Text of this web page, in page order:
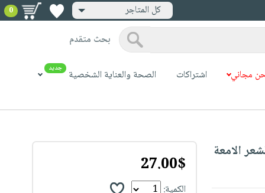
كل المتاجر 0
بحث متقدم
مجاني اشتراكات الصحة والعناية الشخصية جديد
27.00$
الكمية: